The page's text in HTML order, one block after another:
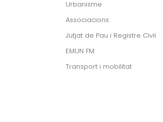
Urbanisme
Associacions
Jutjat de Pau i Registre Civil
EMUN FM
Transport i mobilitat